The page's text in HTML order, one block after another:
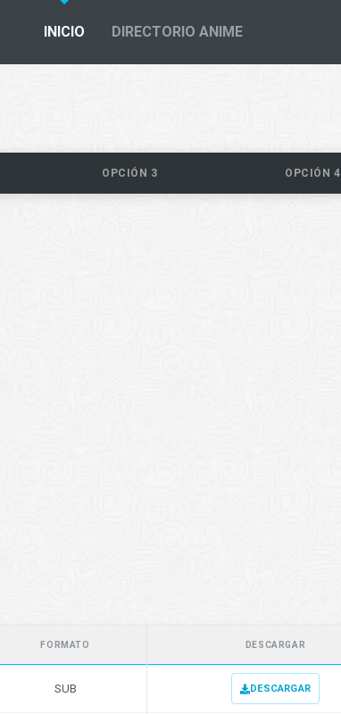
INICIO DIRECTORIO ANIME
OPCIÓN 3 OPCIÓN 4
FORMATO DESCARGAR
SUB DESCARGAR